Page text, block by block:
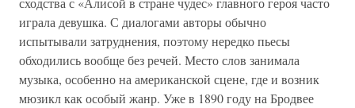
играла девушка. С диалогами авторы обычно
испытывали затруднения, поэтому нередко пьесы
обходились вообще без речей. Место слов занимала
музыка, особенно на американской сцене, где и возник
мюзикл как особый жанр. Уже в 1890 году на Бродвее